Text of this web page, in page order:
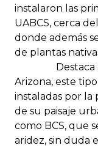
instalaron las
UABCS, cerca
donde además
de plantas
Destaca que
Arizona, este
instaladas por
de su paisaje
como BCS, que
aridez, sin duda